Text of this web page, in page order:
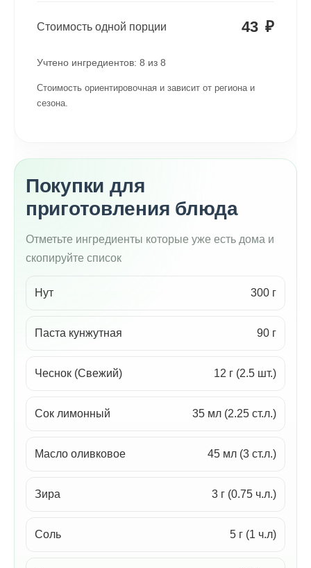
Стоимость одной порции 43 ₽
Учтено ингредиентов: 8 из 8
Стоимость ориентировочная и зависит от региона и
сезона.
Покупки для
приготовления блюда
Отметьте ингредиенты которые уже есть дома и
скопируйте список
Нут 300 г
Паста кунжутная 90 г
Чеснок (Свежий) 12 г (2.5 шт.)
Сок лимонный 35 мл (2.25 ст.л.)
Масло оливковое 45 мл (3 ст.л.)
Зира 3 г (0.75 ч.л.)
Соль 5 г (1 ч.л)